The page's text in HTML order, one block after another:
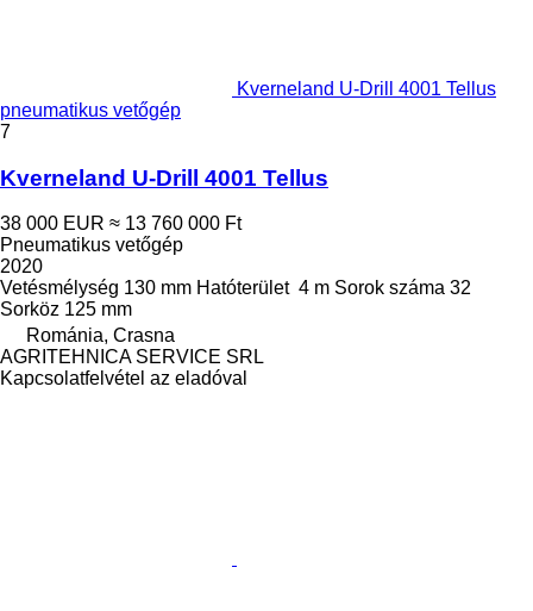
Kverneland U-Drill 4001 Tellus
pneumatikus vetőgép
7
Kverneland U-Drill 4001 Tellus
38 000 EUR ≈ 13 760 000 Ft
Pneumatikus vetőgép
2020
Vetésmélység 130 mm Hatóterület 4 m Sorok száma 32
Sorköz 125 mm
Románia, Crasna
AGRITEHNICA SERVICE SRL
Kapcsolatfelvétel az eladóval